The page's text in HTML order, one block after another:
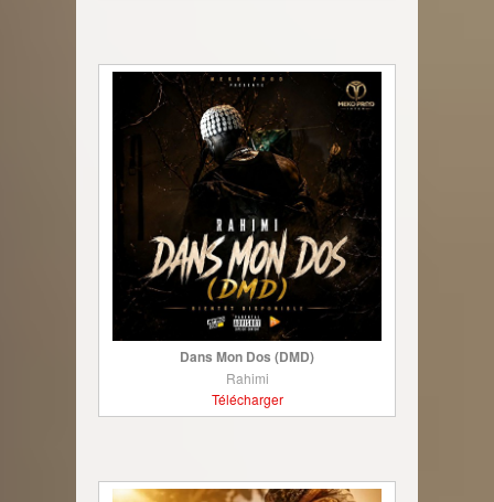
Dans Mon Dos (DMD)
Rahimi
Télécharger